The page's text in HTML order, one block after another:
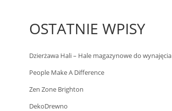
OSTATNIE WPISY
Dzierżawa Hali – Hale magazynowe do wynajęcia
People Make A Difference
Zen Zone Brighton
DekoDrewno